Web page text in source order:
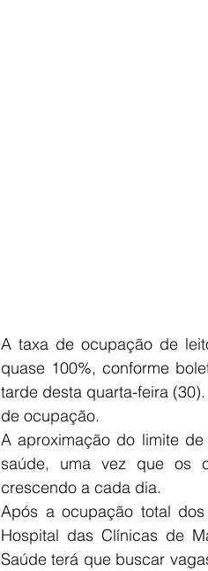
A taxa de ocupação de
quase 100%, conforme
tarde desta quarta-feira
de ocupação.
A aproximação do limite
saúde, uma vez que os
crescendo a cada dia.
Após a ocupação total
Hospital das Clínicas de
Saúde terá que buscar